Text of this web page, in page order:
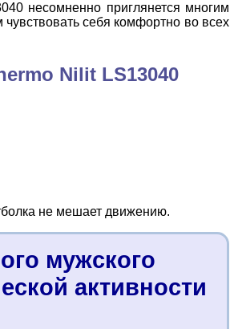
несомненно приглянется многим
себя комфортно во всех
Nilit LS13040
не мешает движению.
мужского
активности